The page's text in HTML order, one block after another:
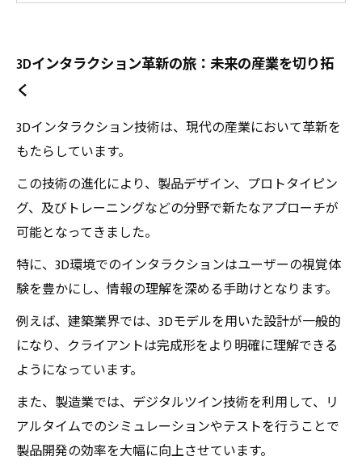
エピローグ：3Dインタラクションが描く未来の
これからの産業界における3Dインタラクション
の可能性を探る
3Dインタラクション革新の旅：未来の産業を切り拓
く
3Dインタラクション技術は、現代の産業において革新を
もたらしています。
この技術の進化により、製品デザイン、プロトタイピン
グ、及びトレーニングなどの分野で新たなアプローチが
可能となってきました。
特に、3D環境でのインタラクションはユーザーの視覚体
験を豊かにし、情報の理解を深める手助けとなります。
例えば、建築業界では、3Dモデルを用いた設計が一般的
になり、クライアントは完成形をより明確に理解できる
ようになっています。
また、製造業では、デジタルツイン技術を利用して、リ
アルタイムでのシミュレーションやテストを行うことで
製品開発の効率を大幅に向上させています。